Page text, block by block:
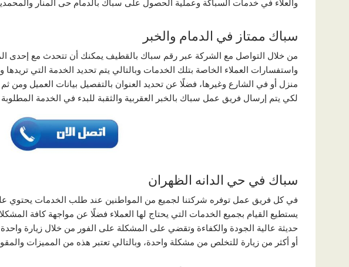
والعلاء في خدمات السباكة وعملية الحصول على سباك بالدمام حى المنار
سباك ممتاز في الدمام والخبر
من خلال التواصل مع الشركة عبر رقم سباك بالقطيف يمكنك أن تتحدث مع إحدى
واستفسارات العملاء الخاصة بتلك الخدمات وبالتالي يتم تحديد الخدمة التي
منزل أو في الشارع وغيرها، فضلًا عن تحديد العنوان بالتفصيل بيانات العميل ومن
لكي يتم إرسال فريق عمل سباك بالخبر العقربية والثقبة للبدء في الخدمة
سباك في حي الدانه الظهران
في كل فريق عمل توفره شركتنا لجميع من المواطنين عند طلب الخدمات
يستطيع القيام بجميع الخدمات التي يحتاج لها العملاء فضلًا عن مواجهة كافة
حديثة عالية الجودة والكفاءة وتقضي على المشكلة على الفور من خلال زيارة
أو أكثر من زيارة للتخلص من مشكلة واحدة، وبالتالي تعتبر هذه من المميزات